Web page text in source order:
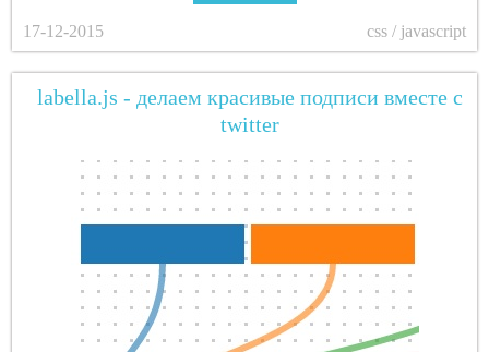
17-12-2015 css / javascript
labella.js - делаем красивые подписи вместе с
twitter